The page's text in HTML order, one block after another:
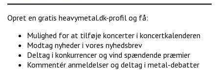
Opret en gratis heavymetal.dk-profil og få:
Mulighed for at tilføje koncerter i koncertkalenderen
Modtag nyheder i vores nyhedsbrev
Deltag i konkurrencer og vind spændende præmier
Kommentér anmeldelser og deltag i metal-debatter